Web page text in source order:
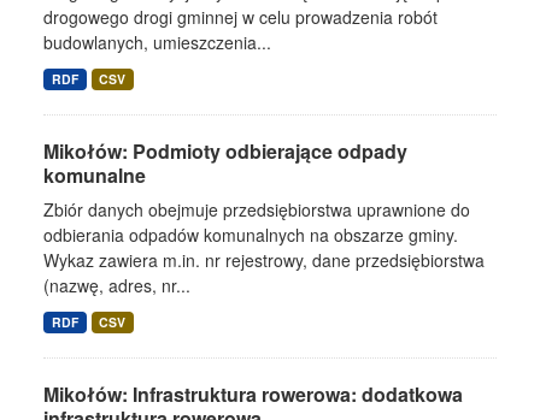
drogowego drogi gminnej w celu prowadzenia robót
budowlanych, umieszczenia...
RDF CSV
Mikołów: Podmioty odbierające odpady
komunalne
Zbiór danych obejmuje przedsiębiorstwa uprawnione do
odbierania odpadów komunalnych na obszarze gminy.
Wykaz zawiera m.in. nr rejestrowy, dane przedsiębiorstwa
(nazwę, adres, nr...
RDF CSV
Mikołów: Infrastruktura rowerowa: dodatkowa